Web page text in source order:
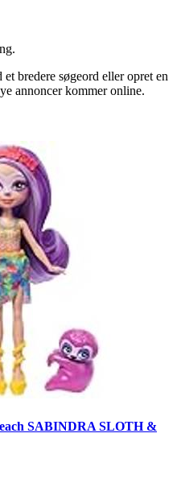
bredere søgeord eller opret en
annoncer kommer online.
SABINDRA SLOTH &